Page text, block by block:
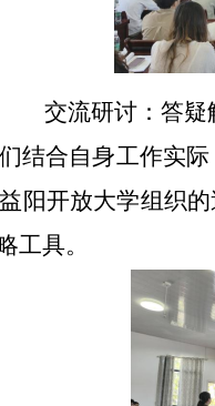
交流研讨：答疑
结合自身工作实
阳开放大学组织
工具。